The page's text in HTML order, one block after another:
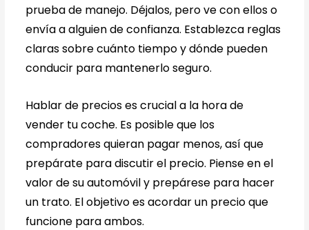
prueba de manejo. Déjalos, pero ve con ellos o
envía a alguien de confianza. Establezca reglas
claras sobre cuánto tiempo y dónde pueden
conducir para mantenerlo seguro.
Hablar de precios es crucial a la hora de
vender tu coche. Es posible que los
compradores quieran pagar menos, así que
prepárate para discutir el precio. Piense en el
valor de su automóvil y prepárese para hacer
un trato. El objetivo es acordar un precio que
funcione para ambos.